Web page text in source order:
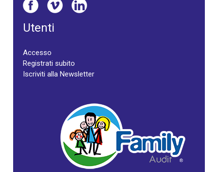
Utenti
Accesso
Registrati subito
Iscriviti alla Newsletter